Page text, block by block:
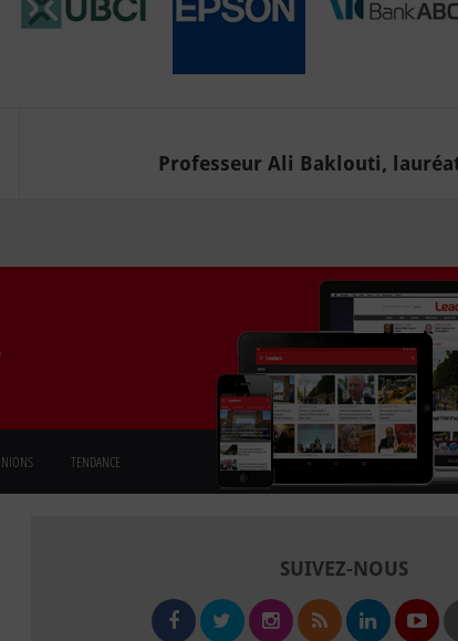
Professeur Ali Baklouti,
TENDANCE
SUIVEZ-NOUS